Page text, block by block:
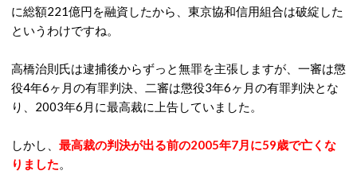
に総額221億円を融資したから、東京協和信用組合は破綻した
というわけですね。
高橋治則氏は逮捕後からずっと無罪を主張しますが、一審は懲
役4年6ヶ月の有罪判決、二審は懲役3年6ヶ月の有罪判決とな
り、2003年6月に最高裁に上告していました。
しかし、 最高裁の判決が出る前の2005年7月に59歳で亡くな
りました。